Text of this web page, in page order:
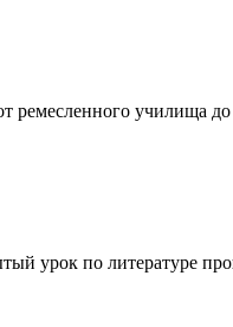
училища
урок по литературе